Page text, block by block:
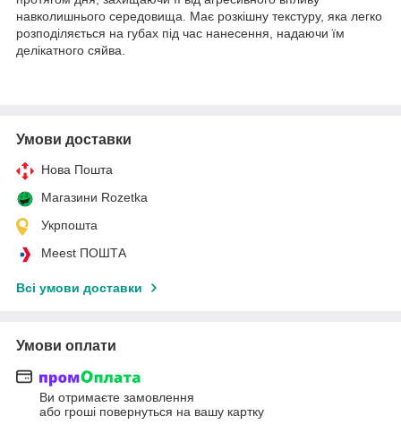
навколишнього середовища. Має розкішну текстуру, яка легко
розподіляється на губах під час нанесення, надаючи їм
делікатного сяйва.
Умови доставки
Нова Пошта
Магазини Rozetka
Укрпошта
Meest ПОШТА
Всі умови доставки
Умови оплати
Ви отримаєте замовлення
або гроші повернуться на вашу картку